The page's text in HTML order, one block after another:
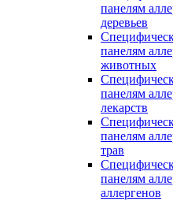
панелям
деревьев
панелям
животных
панелям
лекарств
панелям
трав
панелям
аллергенов